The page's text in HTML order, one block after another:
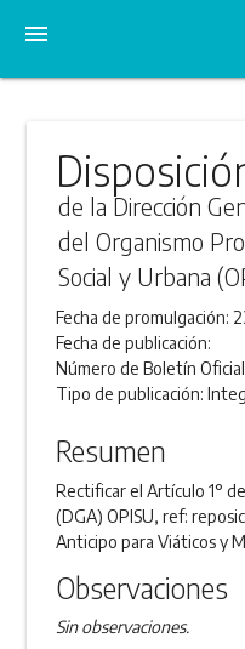
menu
de la Dirección
del Organismo
Social y Urbana
Fecha de promulgación:
Fecha de publicación:
Número de Boletín
Tipo de publicación:
Resumen
Rectificar el Artículo 1°
(DGA) OPISU, ref:
Anticipo para Viáticos y
Observaciones
Sin observaciones.